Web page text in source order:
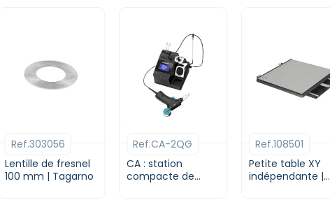
Lentille de fresnel
100 mm | Tagarno
Ref.303056
CA : station
compacte de
Ref.CA-2QG
Petite table XY
indépendante |
Ref.108501